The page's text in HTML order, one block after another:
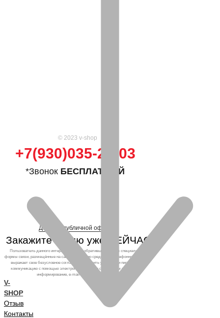
© 2023 v-shop
+7(930)035-25-03
*Звонок БЕСПЛАТНЫЙ
Договор публичной оферты
Закажите кухню уже СЕЙЧАС!
Пользователь данного интернет-ресурса, обратившийся через специальные
формы связи, размещённые на сайте, а также по средствам телефонного звонка,
выражает свое безусловное согласие продолжить устную или письменную
коммуникацию с помощью электронных средств связи, в том числе: sms-
информирование, e-mail-рассылка и т.п. и т.д.
V-
SHOP
Отзыв
Контакты